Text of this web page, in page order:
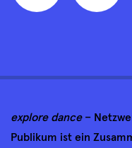
explore dance –
Publikum ist ein